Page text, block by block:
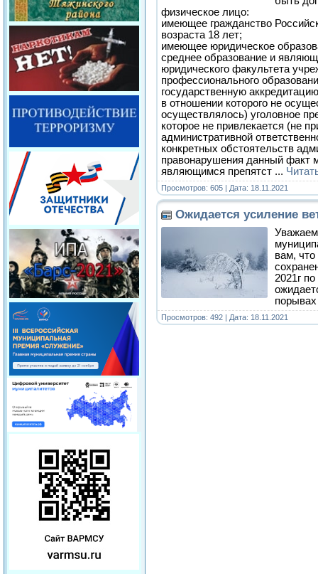
физическое лицо:
имеющее гражданство
возраста 18 лет;
имеющее юридическое
среднее образование и
юридического факультета
профессионального
государственную
в отношении которого не
осуществлялось) уголовное
которое не привлекается (не
административной
конкретных обстоятельств
правонарушения данный факт
являющимся препятст ...
Просмотров: 605 | Дата: 18.11.2021
Ожидается усиление
вам,
2021г
Просмотров: 492 | Дата: 18.11.2021